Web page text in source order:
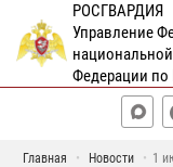
РОСГВАРДИЯ
Управление
Федерации по
Главная Новости
1